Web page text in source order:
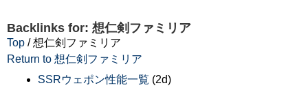
Backlinks for: 想仁剣ファミリア
Top / 想仁剣ファミリア
Return to 想仁剣ファミリア
SSRウェポン性能一覧 (2d)